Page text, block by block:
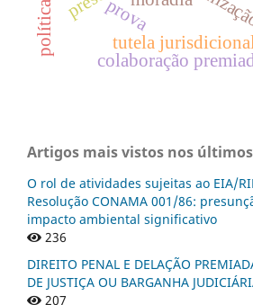
tutela
prova
colaboração
Artigos mais vistos nos
O rol de atividades sujeitas ao EIA/
Resolução CONAMA 001/86:
impacto ambiental significativo
236
DIREITO PENAL E DELAÇÃO
DE JUSTIÇA OU BARGANHA
207